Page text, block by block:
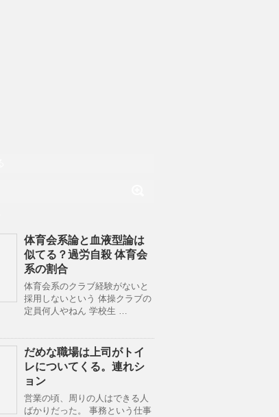
体育会系論と血液型論は
似てる？過労自殺 体育会
系の割合
体育会系のクラブ経験がないと
採用しないという 体操クラブの
定員何人やねん 学校生 …
だめな職場は上司がトイ
レについてくる。連れシ
ョン
営業の頃、周りの人はできる人
ばかりだった。 事務という仕事